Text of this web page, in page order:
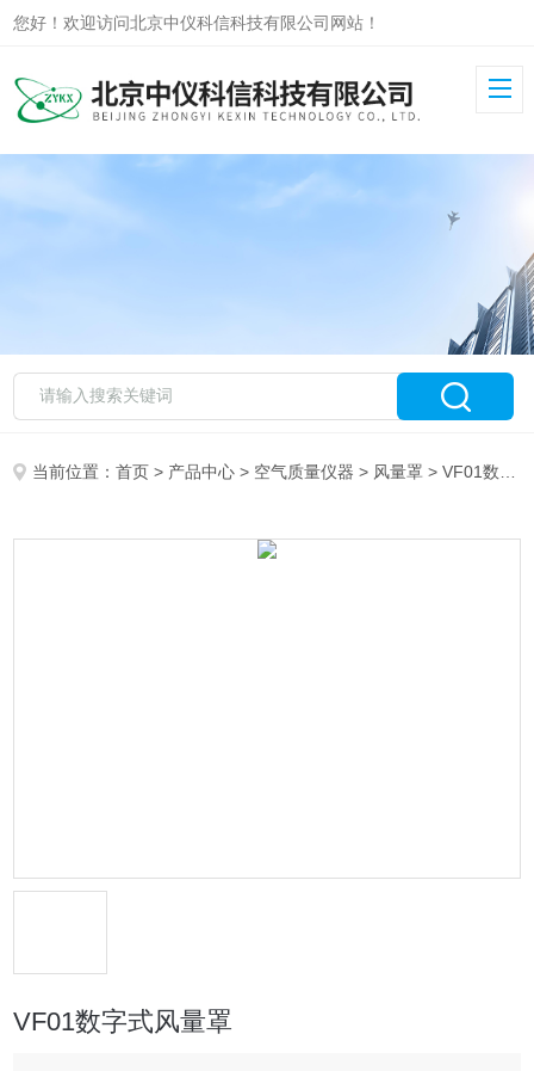
您好！欢迎访问北京中仪科信科技有限公司网站！
当前位置：首页 > 产品中心 > 空气质量仪器 > 风量罩 > VF01数字式风量罩
VF01数字式风量罩